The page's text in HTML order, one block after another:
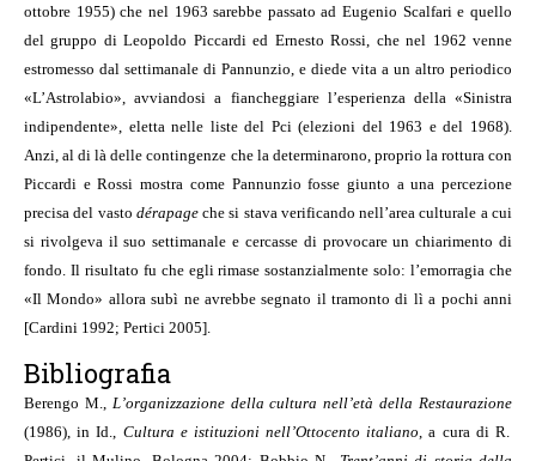
ottobre 1955) che nel 1963 sarebbe passato ad Eugenio Scalfari e quello
del gruppo di Leopoldo Piccardi ed Ernesto Rossi, che nel 1962 venne
estromesso dal settimanale di Pannunzio, e diede vita a un altro periodico
«L’Astrolabio», avviandosi a fiancheggiare l’esperienza della «Sinistra
indipendente», eletta nelle liste del Pci (elezioni del 1963 e del 1968).
Anzi, al di là delle contingenze che la determinarono, proprio la rottura con
Piccardi e Rossi mostra come Pannunzio fosse giunto a una percezione
precisa del vasto dérapageche si stava verificando nell’area culturale a cui
si rivolgeva il suo settimanale e cercasse di provocare un chiarimento di
fondo. Il risultato fu che egli rimase sostanzialmente solo: l’emorragia che
«Il Mondo» allora subì ne avrebbe segnato il tramonto di lì a pochi anni
[Cardini 1992; Pertici 2005].
Bibliografia
Berengo M., L’organizzazione della cultura nell’età della Restaurazione
(1986), in Id., Cultura e istituzioni nell’Ottocento italiano , a cura di R.